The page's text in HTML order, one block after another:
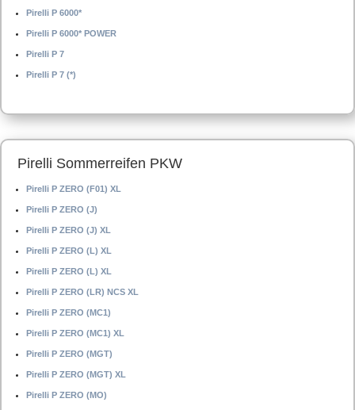
Pirelli P 6000*
Pirelli P 6000* POWER
Pirelli P 7
Pirelli P 7 (*)
Pirelli Sommerreifen PKW
Pirelli P ZERO (F01) XL
Pirelli P ZERO (J)
Pirelli P ZERO (J) XL
Pirelli P ZERO (L) XL
Pirelli P ZERO (L) XL
Pirelli P ZERO (LR) NCS XL
Pirelli P ZERO (MC1)
Pirelli P ZERO (MC1) XL
Pirelli P ZERO (MGT)
Pirelli P ZERO (MGT) XL
Pirelli P ZERO (MO)